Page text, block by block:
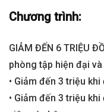
Chương trình:
GIẢM ĐẾN 6 TRIỆU
phòng tập hiện đại
• Giảm đến 3 triệu
• Giảm đến 3 triệu